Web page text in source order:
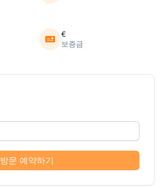
€
보증금
방문 예약하기